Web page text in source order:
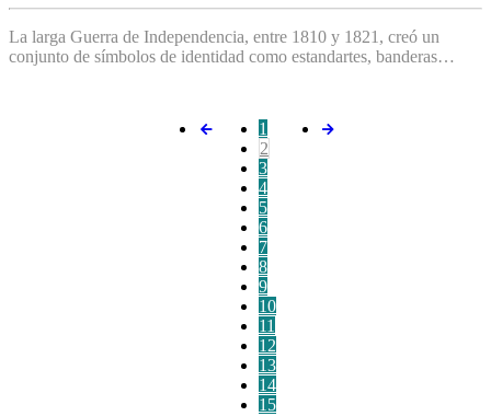
La larga Guerra de Independencia, entre 1810 y 1821, creó un
conjunto de símbolos de identidad como estandartes, banderas…
1
2
3
4
5
6
7
8
9
10
11
12
13
14
15